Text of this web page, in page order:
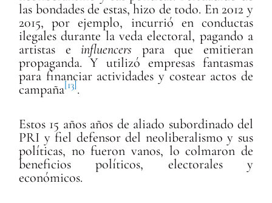
las bondades de estas, hizo de todo. En 2012 y
2015, por ejemplo, incurrió en conductas
ilegales durante la veda electoral, pagando a
artistas e influencers para que emitieran
propaganda. Y utilizó empresas fantasmas
para financiar actividades y costear actos de
campaña[13] .
Estos 15 años años de aliado subordinado del
PRI y fiel defensor del neoliberalismo y sus
políticas, no fueron vanos, lo colmaron de
beneficios políticos, electorales y
económicos.